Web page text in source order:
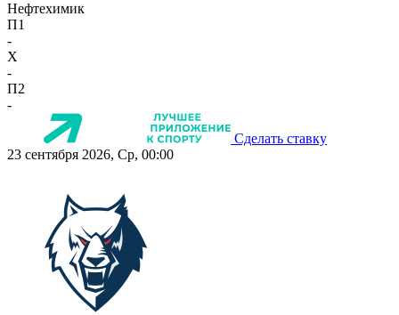
Нефтехимик
П1
-
X
-
П2
-
Сделать ставку
23 сентября 2026, Ср, 00:00